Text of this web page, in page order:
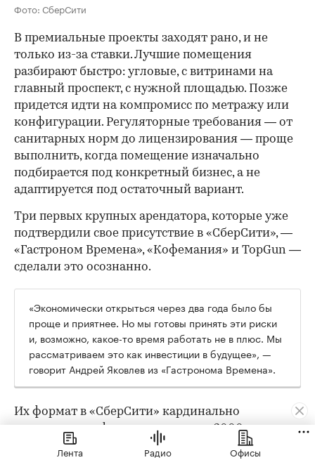
Фото: СберСити
В премиальные проекты заходят рано, и не
только из-за ставки. Лучшие помещения
разбирают быстро: угловые, с витринами на
главный проспект, с нужной площадью. Позже
придется идти на компромисс по метражу или
конфигурации. Регуляторные требования — от
санитарных норм до лицензирования — проще
выполнить, когда помещение изначально
подбирается под конкретный бизнес, а не
адаптируется под остаточный вариант.
Три первых крупных арендатора, которые уже
подтвердили свое присутствие в «СберСити», —
«Гастроном Времена», «Кофемания» и TopGun —
сделали это осознанно.
«Экономически открыться через два года было бы
проще и приятнее. Но мы готовы принять эти риски
и, возможно, какое-то время работать не в плюс. Мы
рассматриваем это как инвестиции в будущее», —
говорит Андрей Яковлев из «Гастронома Времена».
Их формат в «СберСити» кардинально
отличается от флагманского: там 2000 кв. м и
трафик с проездной трассы, здесь — 170 кв. м и
другая поведенческая модель. «Во флагмане
Лента Радио Офисы